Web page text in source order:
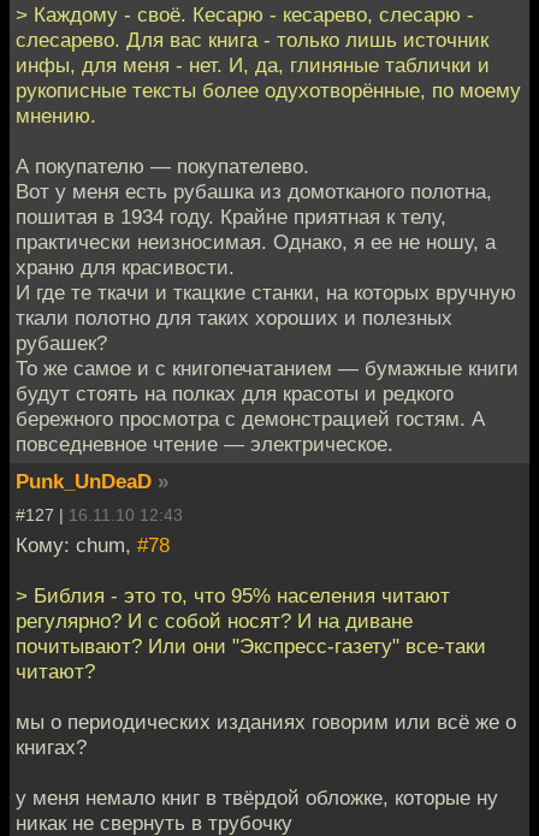
> Каждому - своё. Кесарю - кесарево, слесарю -
слесарево. Для вас книга - только лишь источник
инфы, для меня - нет. И, да, глиняные таблички и
рукописные тексты более одухотворённые, по моему
мнению.
А покупателю — покупателево.
Вот у меня есть рубашка из домотканого полотна,
пошитая в 1934 году. Крайне приятная к телу,
практически неизносимая. Однако, я ее не ношу, а
храню для красивости.
И где те ткачи и ткацкие станки, на которых вручную
ткали полотно для таких хороших и полезных
рубашек?
То же самое и с книгопечатанием — бумажные книги
будут стоять на полках для красоты и редкого
бережного просмотра с демонстрацией гостям. А
повседневное чтение — электрическое.
Punk_UnDeaD »
#127 | 16.11.10 12:43
Кому: chum, #78
> Библия - это то, что 95% населения читают
регулярно? И с собой носят? И на диване
почитывают? Или они "Экспресс-газету" все-таки
читают?
мы о периодических изданиях говорим или всё же о
книгах?
у меня немало книг в твёрдой обложке, которые ну
никак не свернуть в трубочку